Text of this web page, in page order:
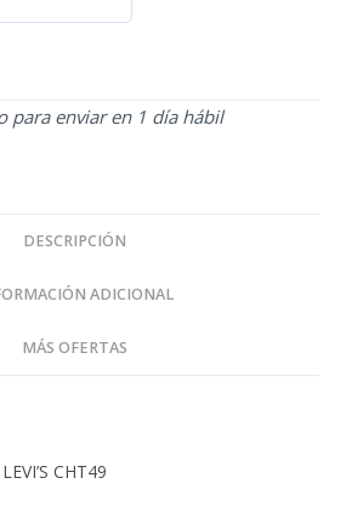
para enviar en 1 día hábil
DESCRIPCIÓN
ADICIONAL
MÁS OFERTAS
CHT49